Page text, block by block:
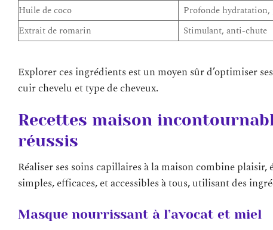
Huile de coco
Profonde
Extrait de romarin
Stimulant, anti-chute
Explorer ces ingrédients est un moyen sûr d’optimiser
cuir chevelu et type de cheveux.
Recettes maison
réussis
Réaliser ses soins capillaires à la maison combine
simples, efficaces, et accessibles à tous, utilisant des
Masque nourrissant à l’avocat et miel